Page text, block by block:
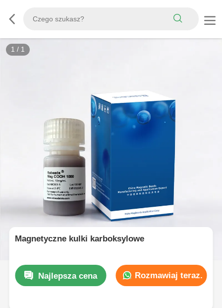
1 / 1
Magnetyczne kulki karboksylowe
Najlepsza cena Rozmawiaj teraz.